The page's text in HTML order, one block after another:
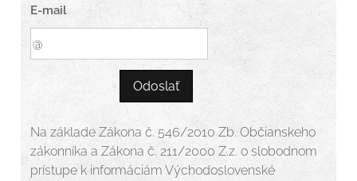
E-mail
Odoslať
Na základe Zákona č. 546/2010 Zb. Občianskeho
zákonníka a Zákona č. 211/2000 Z.z. o slobodnom
prístupe k informáciám Východoslovenské